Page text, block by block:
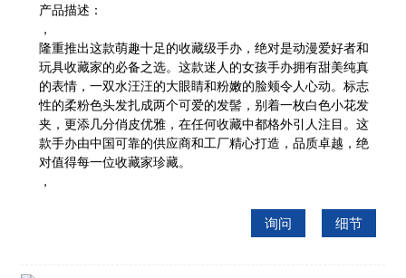
产品描述：
，
隆重推出这款萌趣十足的收藏级手办，绝对是动漫爱好者和
玩具收藏家的必备之选。这款迷人的女孩手办拥有甜美纯真
的表情，一双水汪汪的大眼睛和粉嫩的脸颊令人心动。标志
性的柔粉色头发扎成两个可爱的发髻，别着一枚白色小花发
夹，更添几分俏皮优雅，在任何收藏中都格外引人注目。这
款手办由中国可靠的供应商和工厂精心打造，品质卓越，绝
对值得每一位收藏家珍藏。
，
询问 细节